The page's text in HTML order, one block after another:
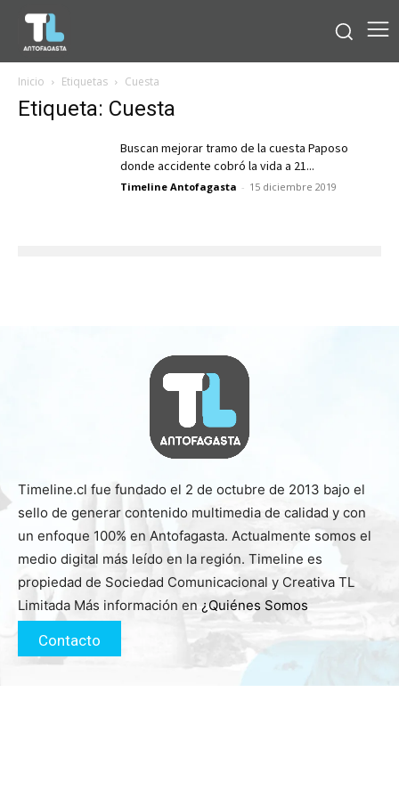
Inicio Etiquetas Cuesta
Etiqueta: Cuesta
Buscan mejorar tramo de la cuesta Paposo
donde accidente cobró la vida a 21...
Timeline Antofagasta - 15 diciembre 2019
Timeline.cl fue fundado el 2 de octubre de 2013 bajo el
sello de generar contenido multimedia de calidad y con
un enfoque 100% en Antofagasta. Actualmente somos el
medio digital más leído en la región. Timeline es
propiedad de Sociedad Comunicacional y Creativa TL
Limitada Más información en ¿Quiénes Somos
Contacto